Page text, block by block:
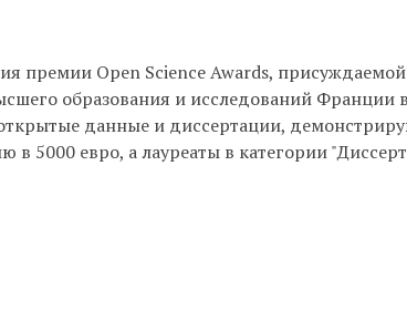
премии Open Science Awards,
образования и исследований Франции
данные и диссертации,
5000 евро, а лауреаты в категории